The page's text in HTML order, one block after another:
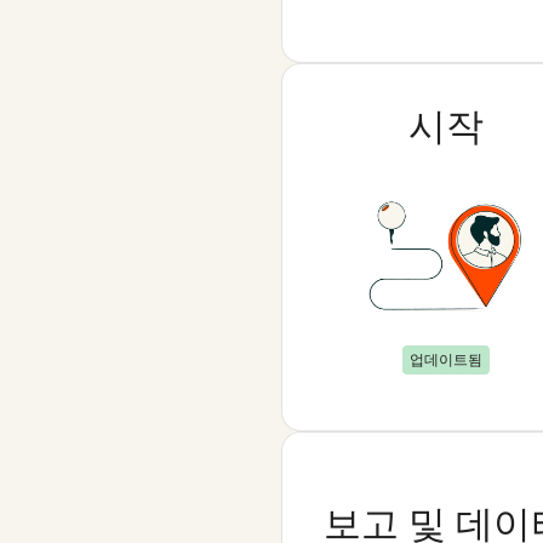
업데이트됨
시작
보고 및 데이